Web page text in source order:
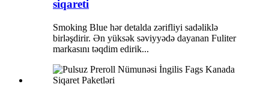
siqareti
Smoking Blue hər detalda zərifliyi sadəliklə
birləşdirir. Ən yüksək səviyyədə dayanan Fuliter
markasını təqdim edirik...